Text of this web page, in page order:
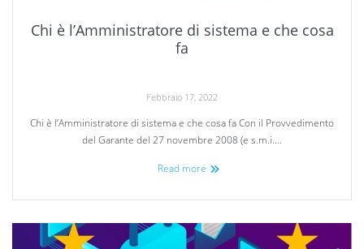
Chi è l’Amministratore di sistema e che cosa
fa
Febbraio 17, 2022
Chi è l’Amministratore di sistema e che cosa fa Con il Provvedimento
del Garante del 27 novembre 2008 (e s.m.i.…
Read more